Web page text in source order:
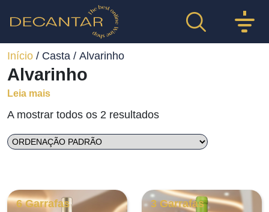
Início / Casta / Alvarinho
Alvarinho
Leia mais
A mostrar todos os 2 resultados
6 Garrafas
3 Garrafas